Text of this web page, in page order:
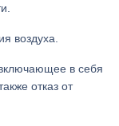
воздуха.
в себя
отказ от